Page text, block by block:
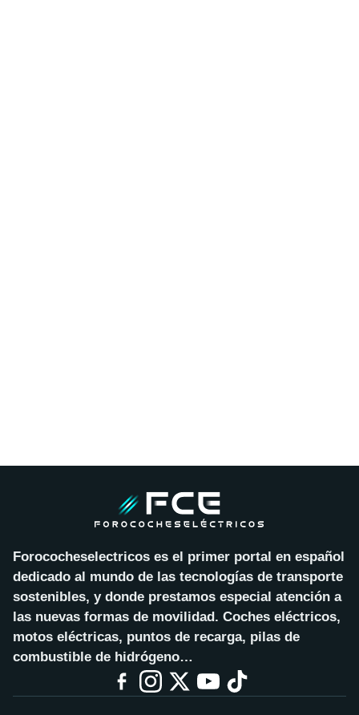
Forococheselectricos es el primer portal en español
dedicado al mundo de las tecnologías de transporte
sostenibles, y donde prestamos especial atención a
las nuevas formas de movilidad. Coches eléctricos,
motos eléctricas, puntos de recarga, pilas de
combustible de hidrógeno…